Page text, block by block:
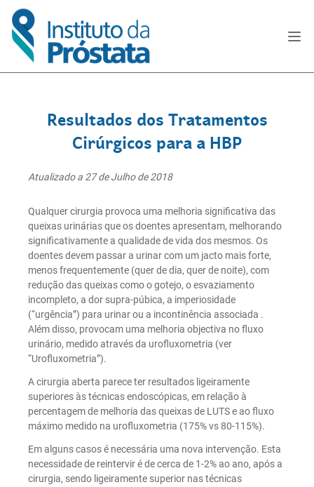
Resultados dos Tratamentos
Cirúrgicos para a HBP
Atualizado a 27 de Julho de 2018
Qualquer cirurgia provoca uma melhoria significativa das
queixas urinárias que os doentes apresentam, melhorando
significativamente a qualidade de vida dos mesmos. Os
doentes devem passar a urinar com um jacto mais forte,
menos frequentemente (quer de dia, quer de noite), com
redução das queixas como o gotejo, o esvaziamento
incompleto, a dor supra-púbica, a imperiosidade
(“urgência”) para urinar ou a incontinência associada .
Além disso, provocam uma melhoria objectiva no fluxo
urinário, medido através da urofluxometria (ver
“Urofluxometria”).
A cirurgia aberta parece ter resultados ligeiramente
superiores às técnicas endoscópicas, em relação à
percentagem de melhoria das queixas de LUTS e ao fluxo
máximo medido na urofluxometria (175% vs 80-115%).
Em alguns casos é necessária uma nova intervenção. Esta
necessidade de reintervir é de cerca de 1-2% ao ano, após a
cirurgia, sendo ligeiramente superior nas técnicas